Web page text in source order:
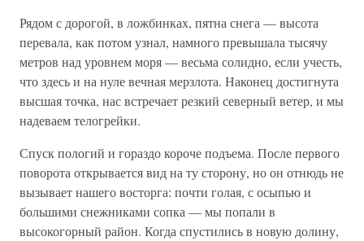
Рядом с дорогой, в ложбинках, пятна снега — высота
перевала, как потом узнал, намного превышала тысячу
метров над уровнем моря — весьма солидно, если учесть,
что здесь и на нуле вечная мерзлота. Наконец достигнута
высшая точка, нас встречает резкий северный ветер, и мы
надеваем телогрейки.
Спуск пологий и гораздо короче подъема. После первого
поворота открывается вид на ту сторону, но он отнюдь не
вызывает нашего восторга: почти голая, с осыпью и
большими снежниками сопка — мы попали в
высокогорный район. Когда спустились в новую долину,